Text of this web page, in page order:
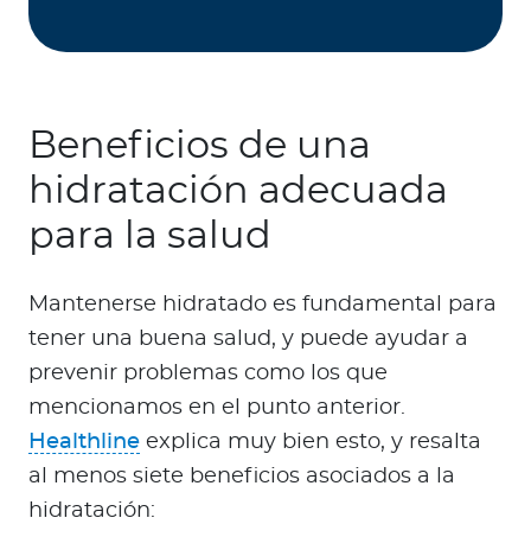
Beneficios de una
hidratación adecuada
para la salud
Mantenerse hidratado es fundamental para
tener una buena salud, y puede ayudar a
prevenir problemas como los que
mencionamos en el punto anterior.
Healthline explica muy bien esto, y resalta
al menos siete beneficios asociados a la
hidratación: